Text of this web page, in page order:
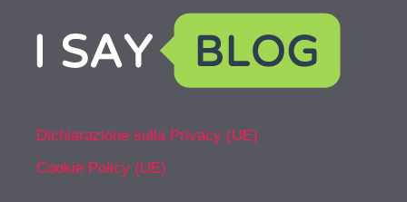
Dichiarazione sulla Privacy (UE)
Cookie Policy (UE)